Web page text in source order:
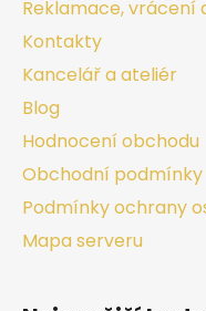
Reklamace, vrácení
Kontakty
Kancelář a ateliér
Blog
Hodnocení obchodu
Obchodní podmínky
Podmínky ochrany
Mapa serveru